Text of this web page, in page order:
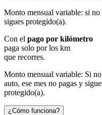
Monto mensual variable: si no
sigues protegido(a).
Con el pago por kilómetro
paga solo por los km
que recorres.
Monto mensual variable: Si no
auto, ese mes no pagas y
protegido(a).
¿Cómo funciona?